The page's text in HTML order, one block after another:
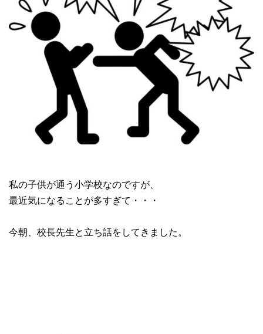
私の子供が通う小学校なのですが、
最近気になることが多すぎて・・・
今朝、校長先生と立ち話をしてきました。